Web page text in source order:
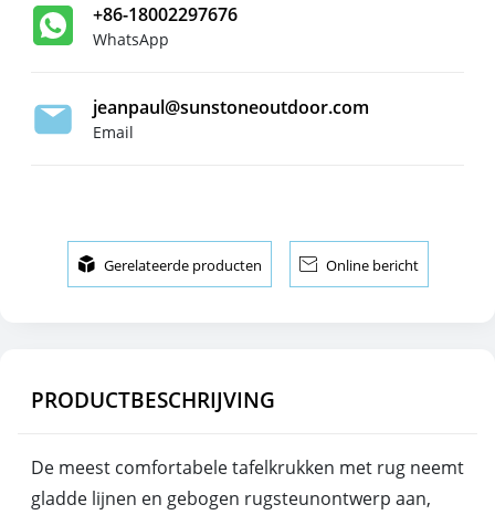
+86-18002297676
WhatsApp
jeanpaul@sunstoneoutdoor.com
Email
 Gerelateerde producten  Online bericht
PRODUCTBESCHRIJVING
De meest comfortabele tafelkrukken met rug neemt
gladde lijnen en gebogen rugsteunontwerp aan,